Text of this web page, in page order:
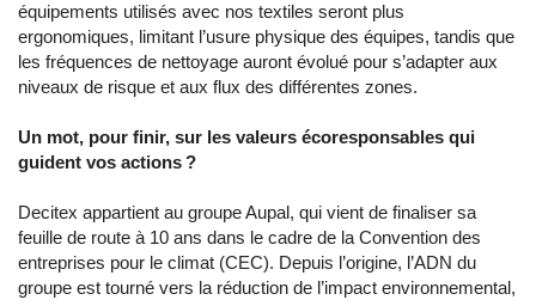
équipements utilisés avec nos textiles seront plus
ergonomiques, limitant l’usure physique des équipes, tandis que
les fréquences de nettoyage auront évolué pour s’adapter aux
niveaux de risque et aux flux des différentes zones.
Un mot, pour finir, sur les valeurs écoresponsables qui
guident vos actions ?
Decitex appartient au groupe Aupal, qui vient de finaliser sa
feuille de route à 10 ans dans le cadre de la Convention des
entreprises pour le climat (CEC). Depuis l’origine, l’ADN du
groupe est tourné vers la réduction de l’impact environnemental,